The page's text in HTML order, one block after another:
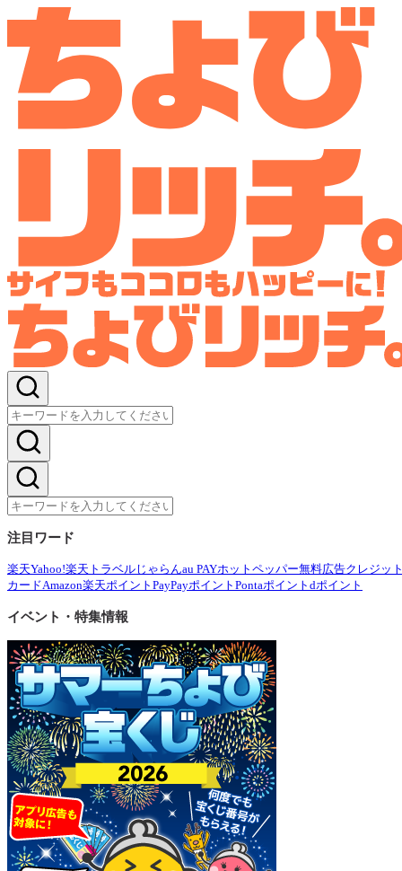
注目ワード
楽天Yahoo!楽天トラベル じゃらんau PAYホットペッパー無料広告クレジッ
カードAmazon楽天ポイント PayPayポイント Pontaポイント dポイント
イベント・特集情報